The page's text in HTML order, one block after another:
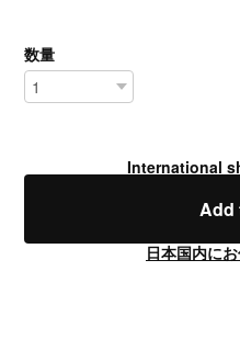
数量
International
Add
日本国内に